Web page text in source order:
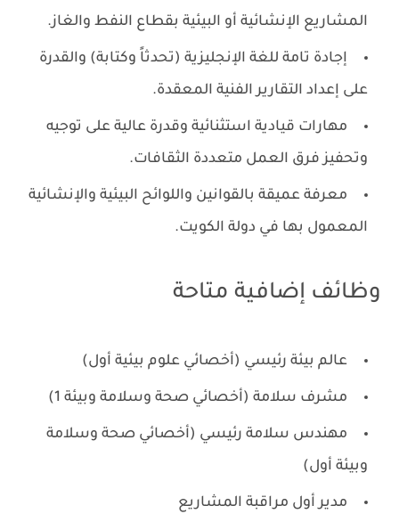
المشاريع الإنشائية أو البيئية بقطاع النفط والغاز.
إجادة تامة للغة الإنجليزية (تحدثاً وكتابة) والقدرة
على إعداد التقارير الفنية المعقدة.
مهارات قيادية استثنائية وقدرة عالية على توجيه
وتحفيز فرق العمل متعددة الثقافات.
معرفة عميقة بالقوانين واللوائح البيئية والإنشائية
المعمول بها في دولة الكويت.
وظائف إضافية متاحة
عالم بيئة رئيسي (أخصائي علوم بيئية أول)
مشرف سلامة (أخصائي صحة وسلامة وبيئة 1)
مهندس سلامة رئيسي (أخصائي صحة وسلامة
وبيئة أول)
مدير أول مراقبة المشاريع